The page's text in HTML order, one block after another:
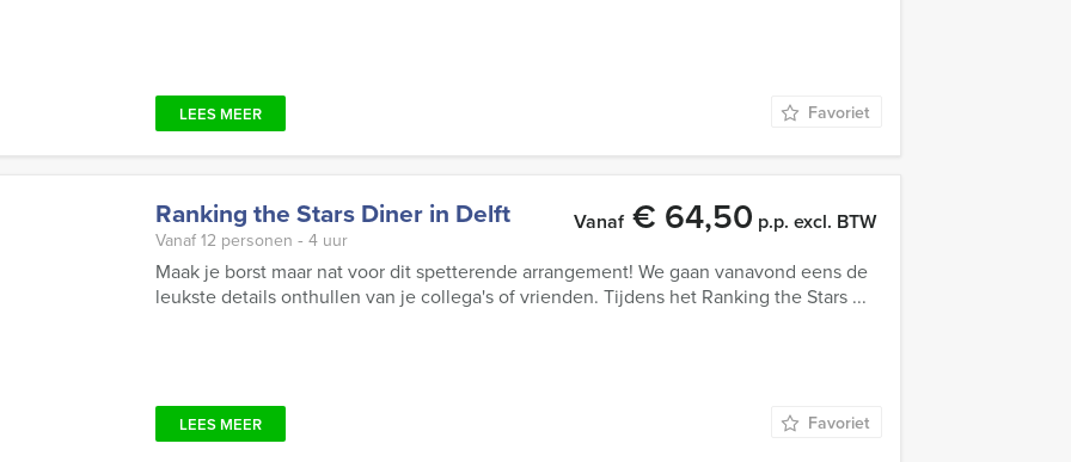
LEES MEER Favoriet
Ranking the Stars Diner in Delft Vanaf€ 64,50 p.p. excl. BTW
Vanaf 12 personen ‐ 4 uur
Maak je borst maar nat voor dit spetterende arrangement! We gaan vanavond eens de
leukste details onthullen van je collega's of vrienden. Tijdens het Ranking the Stars ...
LEES MEER Favoriet